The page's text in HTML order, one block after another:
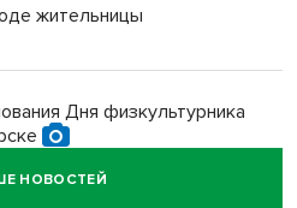
жительницы
Дня физкультурника
НОВОСТЕЙ